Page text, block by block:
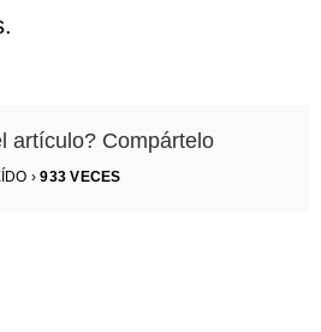
artículo? Compártelo
›933 VECES